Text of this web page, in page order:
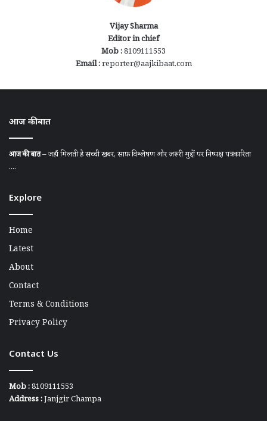
Vijay Sharma
Editor in chief
Mob :8109111553
Email :reporter@aajkibaat.com
आज की बात
आज की बात– जहाँ मिलती है सच्ची खबर, साफ़ विश्लेषण और ज़रूरी मुद्दों पर निष्पक्ष पत्रकारिता
....
Explore
Home
Latest
About
Contact
Terms & Conditions
Privacy Policy
Contact Us
Mob :8109111553
Address :Janjgir Champa